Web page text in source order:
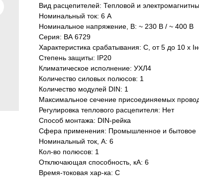
Вид расцепителей: Тепловой и
Номинальный ток: 6 А
Номинальное напряжение, В: ~ 230 В / ~ 400 В
Серия: ВА 6729
Характеристика срабатывания: C, от 5 до 10 х
Степень защиты: IP20
Климатическое исполнение: УХЛ4
Количество силовых полюсов: 1
Количество модулей DIN: 1
Максимальное сечение присоединяемых
Регулировка теплового расцепителя: Нет
Способ монтажа: DIN-рейка
Сфера применения: Промышленное и бытовое
Номинальный ток, А: 6
Кол-во полюсов: 1
Отключающая способность, кА: 6
Время-токовая хар-ка: С